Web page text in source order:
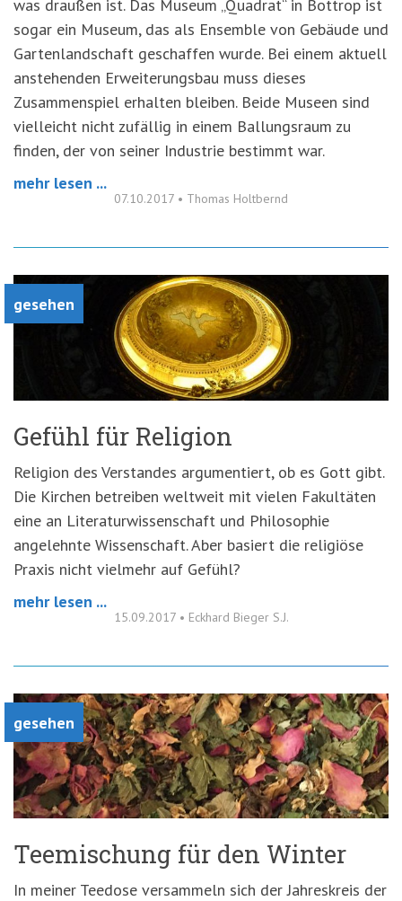
was draußen ist. Das Museum „Quadrat“ in Bottrop ist
sogar ein Museum, das als Ensemble von Gebäude und
Gartenlandschaft geschaffen wurde. Bei einem aktuell
anstehenden Erweiterungsbau muss dieses
Zusammenspiel erhalten bleiben. Beide Museen sind
vielleicht nicht zufällig in einem Ballungsraum zu
finden, der von seiner Industrie bestimmt war.
mehr lesen ...
07.10.2017 • Thomas Holtbernd
gesehen
Gefühl für Religion
Religion des Verstandes argumentiert, ob es Gott gibt.
Die Kirchen betreiben weltweit mit vielen Fakultäten
eine an Literaturwissenschaft und Philosophie
angelehnte Wissenschaft. Aber basiert die religiöse
Praxis nicht vielmehr auf Gefühl?
mehr lesen ...
15.09.2017 • Eckhard Bieger S.J.
gesehen
Teemischung für den Winter
In meiner Teedose versammeln sich der Jahreskreis der